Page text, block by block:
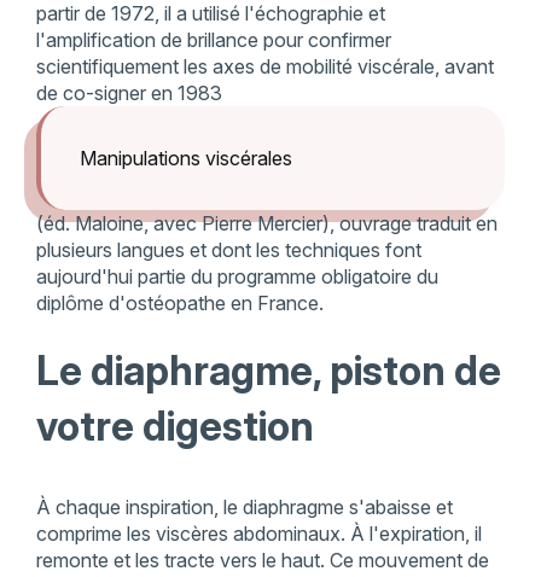
partir de 1972, il a utilisé l'échographie et
l'amplification de brillance pour confirmer
scientifiquement les axes de mobilité viscérale, avant
de co-signer en 1983
Manipulations viscérales
(éd. Maloine, avec Pierre Mercier), ouvrage traduit en
plusieurs langues et dont les techniques font
aujourd'hui partie du programme obligatoire du
diplôme d'ostéopathe en France.
Le diaphragme, piston de
votre digestion
À chaque inspiration, le diaphragme s'abaisse et
comprime les viscères abdominaux. À l'expiration, il
remonte et les tracte vers le haut. Ce mouvement de